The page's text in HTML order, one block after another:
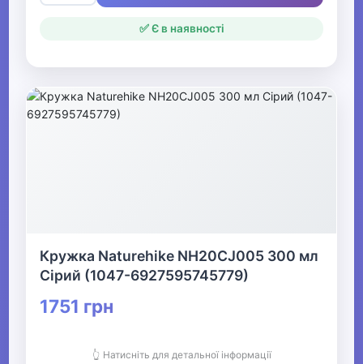
✅ Є в наявності
Кружка Naturehike NH20CJ005 300 мл
Сірий (1047-6927595745779)
1751 грн
👆 Натисніть для детальної інформації